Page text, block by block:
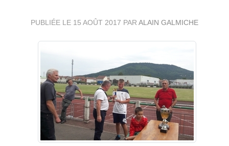
PUBLIÉE LE 15 AOÛT 2017 PAR ALAIN GALMICHE